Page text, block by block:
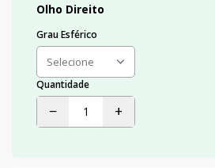
Olho Direito
Grau Esférico
Quantidade
− +